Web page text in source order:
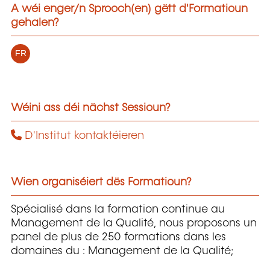
A wéi enger/n Sprooch(en) gëtt d'Formatioun
gehalen?
FR
Wéini ass déi nächst Sessioun?
D'Institut kontaktéieren
Wien organiséiert dës Formatioun?
Spécialisé dans la formation continue au
Management de la Qualité, nous proposons un
panel de plus de 250 formations dans les
domaines du : Management de la Qualité;